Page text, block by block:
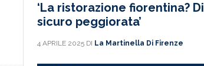
‘La ristorazione fiorentina? Di
sicuro peggiorata’
4 APRILE 2025 DI La Martinella Di Firenze